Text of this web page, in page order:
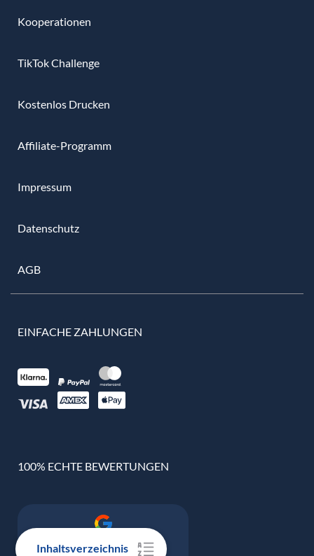
Inhaltsverzeichnis
Kooperationen
TikTok Challenge
Kostenlos Drucken
Affiliate-Programm
Impressum
Datenschutz
AGB
EINFACHE ZAHLUNGEN
100% ECHTE BEWERTUNGEN
Google Bewertung